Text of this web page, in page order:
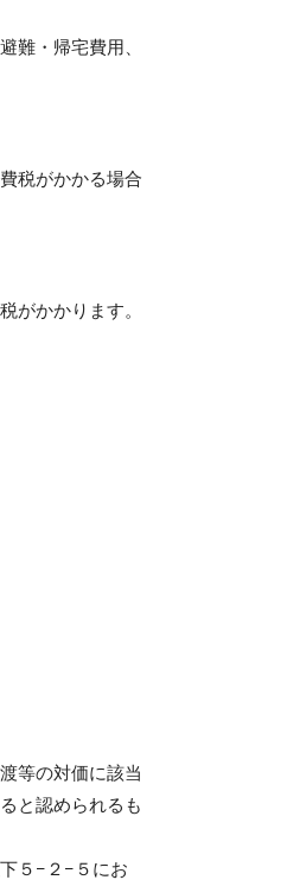
難・帰宅費用、
税がかかる場合
がかかります。
等の対価に該当
と認められるも
５−２−５にお